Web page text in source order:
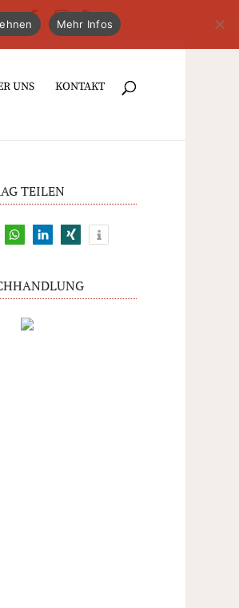
UNS KONTAKT
TEILEN
Mehr Infos